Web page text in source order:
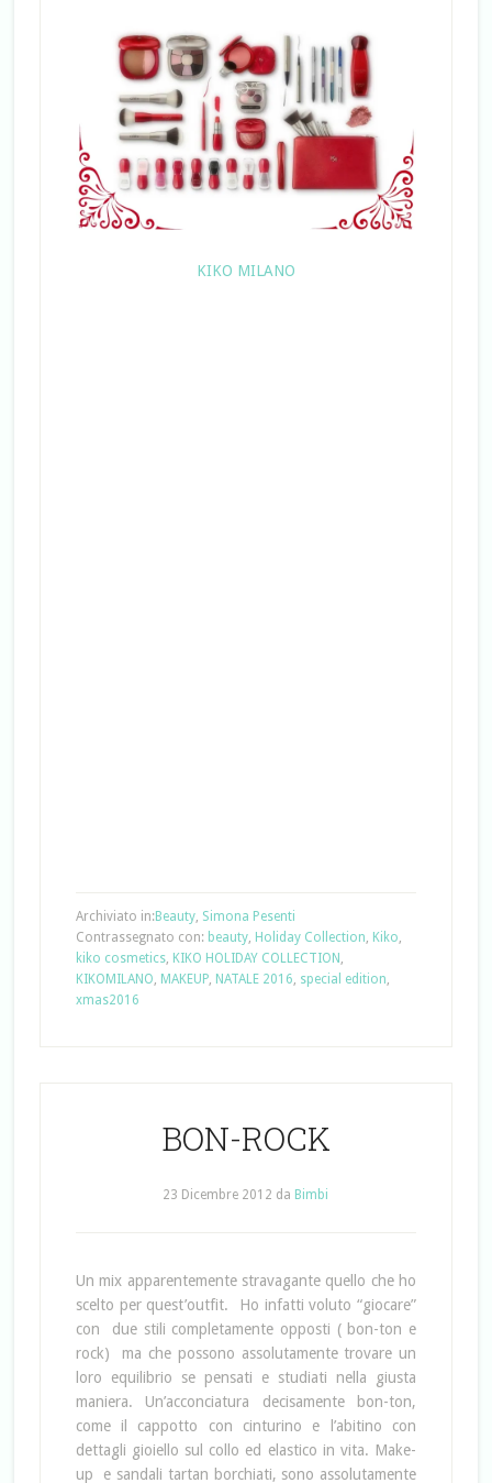
KIKO MILANO
Archiviato in:Beauty, Simona Pesenti
Contrassegnato con: beauty, Holiday Collection Kiko
kiko cosmetics, KIKO HOLIDAY COLLECTION
KIKOMILANO MAKEUP, NATALE 2016 special edition
xmas2016
BON-ROCK
23 Dicembre 2012 da Bimbi
Un mix apparentemente stravagante quello che ho
scelto per quest’outfit. Ho infatti voluto “giocare”
con due stili completamente opposti ( bon-ton e
rock) ma che possono assolutamente trovare un
loro equilibrio se pensati e studiati nella giusta
maniera. Un’acconciatura decisamente bon-ton,
come il cappotto con cinturino e l’abitino con
dettagli gioiello sul collo ed elastico in vita. Make-
up e sandali tartan borchiati, sono assolutamente